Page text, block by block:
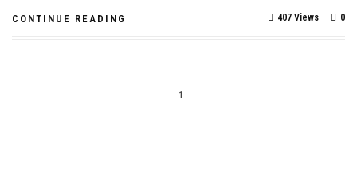
CONTINUE READING 0
407 Views
1